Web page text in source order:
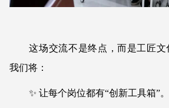
这场交流不是终点，而是工匠
我们将：
✨ 让每个岗位都有“创新工具箱”。